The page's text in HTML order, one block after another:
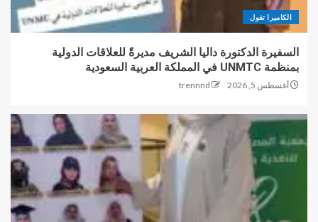
الكاميرا تقول
السفيرة الدكتورة داليا الشريف مديرةً للعلاقات الدولية
بمنظمة UNMTC في المملكة العربية السعودية
أغسطس 5, 2026 trennnd